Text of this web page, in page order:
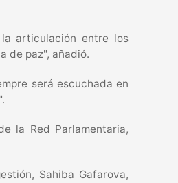
articulación entre los
de paz", añadió.
será escuchada en
la Red Parlamentaria,
Sahiba Gafarova,